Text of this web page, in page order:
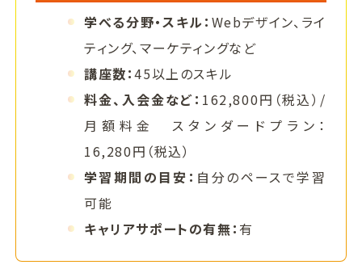
学べる分野・スキル： Webデザイン、ライ
ティング、マーケティングなど
講座数：45以上のスキル
料金、入会金など： 162,800円（税込）/
月額料金 スタンダードプラン：
16,280円（税込）
学習期間の目安： 自分のペースで学習
可能
キャリアサポートの有無： 有